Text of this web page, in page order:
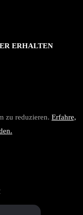
ERHALTEN
zu reduzieren. Erfahre,